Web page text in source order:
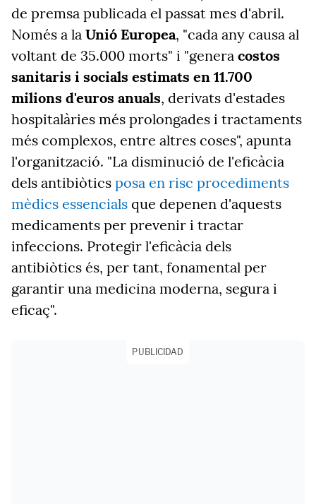
de premsa publicada el passat mes d'abril.
Només a la Unió Europea, "cada any causa al
voltant de 35.000 morts" i "genera costos
sanitaris i socials estimats en 11.700
milions d'euros anuals, derivats d'estades
hospitalàries més prolongades i tractaments
més complexos, entre altres coses", apunta
l'organització. "La disminució de l'eficàcia
dels antibiòtics posa en risc procediments
mèdics essencials que depenen d'aquests
medicaments per prevenir i tractar
infeccions. Protegir l'eficàcia dels
antibiòtics és, per tant, fonamental per
garantir una medicina moderna, segura i
eficaç".
PUBLICIDAD